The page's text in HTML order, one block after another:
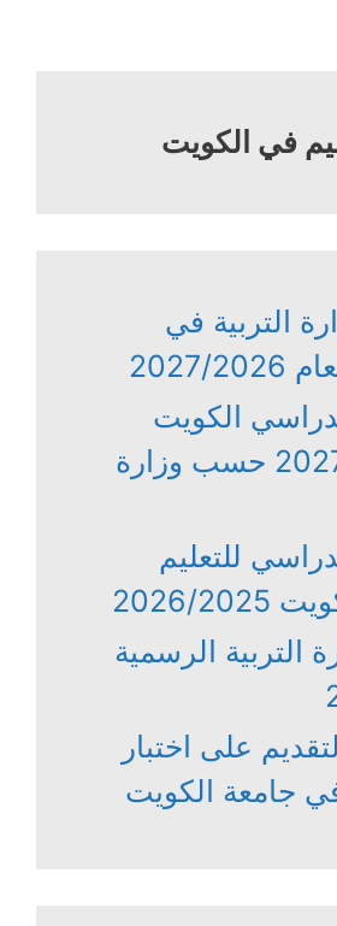
في الكويت
التربية في
2026
الكويت
2026 – 2027 حسب وزارة
للتعليم
2025
التربية الرسمية
على اختبار
جامعة الكويت